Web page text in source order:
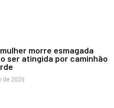
morre esmagada
ser atingida por caminhão
de 2026